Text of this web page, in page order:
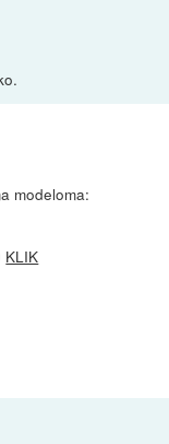
modeloma:
KLIK